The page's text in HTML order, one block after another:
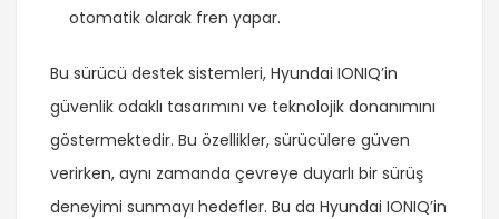
otomatik olarak fren yapar.
Bu sürücü destek sistemleri, Hyundai IONIQ’in
güvenlik odaklı tasarımını ve teknolojik donanımını
göstermektedir. Bu özellikler, sürücülere güven
verirken, aynı zamanda çevreye duyarlı bir sürüş
deneyimi sunmayı hedefler. Bu da Hyundai IONIQ’in